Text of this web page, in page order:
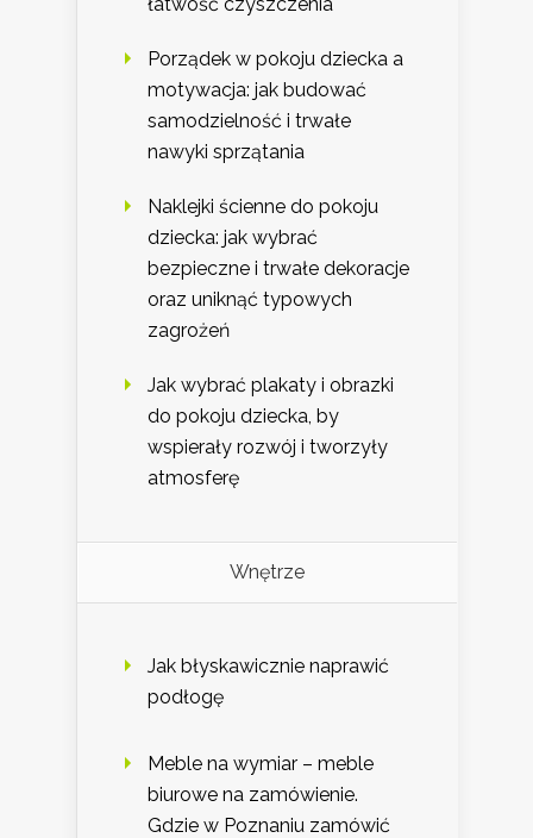
Porządek w pokoju dziecka a
motywacja: jak budować
samodzielność i trwałe
nawyki sprzątania
Naklejki ścienne do pokoju
dziecka: jak wybrać
bezpieczne i trwałe dekoracje
oraz uniknąć typowych
zagrożeń
Jak wybrać plakaty i obrazki
do pokoju dziecka, by
wspierały rozwój i tworzyły
atmosferę
Wnętrze
Jak błyskawicznie naprawić
podłogę
Meble na wymiar – meble
biurowe na zamówienie.
Gdzie w Poznaniu zamówić